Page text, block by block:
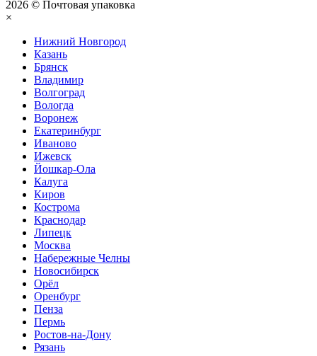
2026 © Почтовая упаковка
×
Нижний Нoвгород
Казань
Брянск
Владимир
Волгоград
Вологда
Воронеж
Екатеринбург
Иваново
Ижевск
Йошкар-Ола
Калуга
Киров
Кострома
Краснодар
Липецк
Москва
Набережные Челны
Новосибирск
Орёл
Оренбург
Пенза
Пермь
Ростов-на-Дону
Рязань